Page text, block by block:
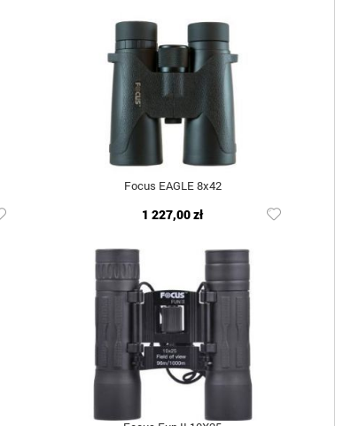
Focus EAGLE 8x42
1 227,00 zł